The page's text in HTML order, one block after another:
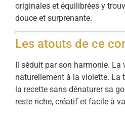
originales et équilibrées y
douce et surprenante.
Les atouts de ce
Il séduit par son harmonie. La
naturellement à la violette. La
la recette sans dénaturer sa
reste riche, créatif et facile à